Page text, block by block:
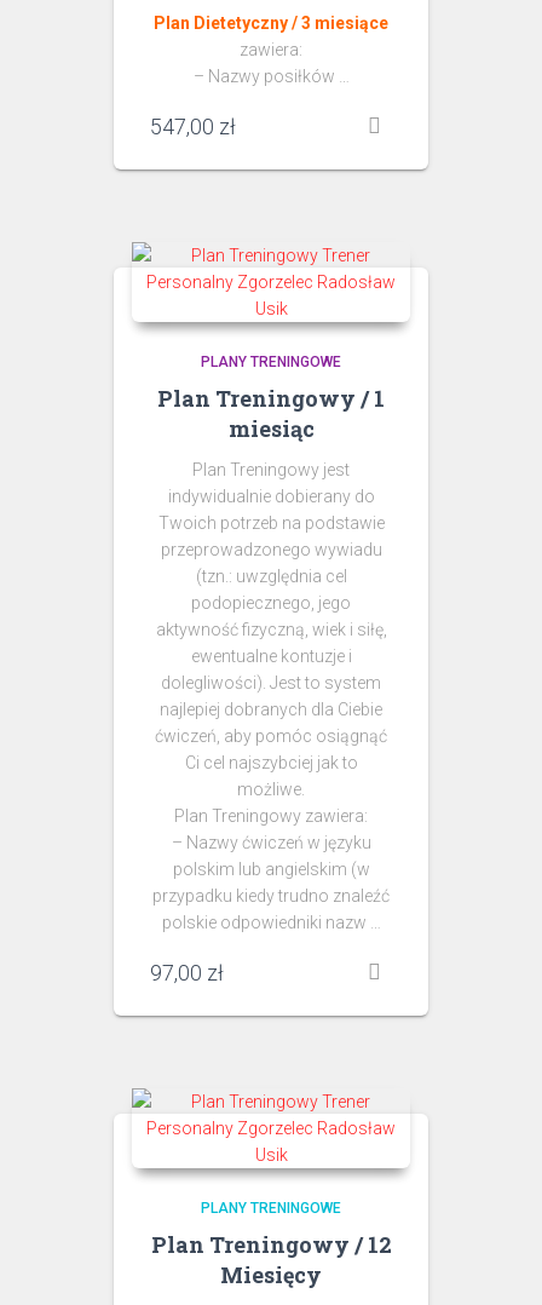
Plan Dietetyczny / 3 miesiące
zawiera:
– Nazwy posiłków …
547,00 zł
PLANY TRENINGOWE
Plan Treningowy / 1
miesiąc
Plan Treningowy jest
indywidualnie dobierany do
Twoich potrzeb na podstawie
przeprowadzonego wywiadu
(tzn.: uwzględnia cel
podopiecznego, jego
aktywność fizyczną, wiek i siłę,
ewentualne kontuzje i
dolegliwości). Jest to system
najlepiej dobranych dla Ciebie
ćwiczeń, aby pomóc osiągnąć
Ci cel najszybciej jak to
możliwe.
Plan Treningowy zawiera:
– Nazwy ćwiczeń w języku
polskim lub angielskim (w
przypadku kiedy trudno znaleźć
polskie odpowiedniki nazw …
97,00 zł
PLANY TRENINGOWE
Plan Treningowy / 12
Miesięcy